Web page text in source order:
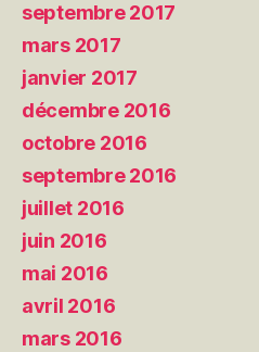
septembre 2017
mars 2017
janvier 2017
décembre 2016
octobre 2016
septembre 2016
juillet 2016
juin 2016
mai 2016
avril 2016
mars 2016